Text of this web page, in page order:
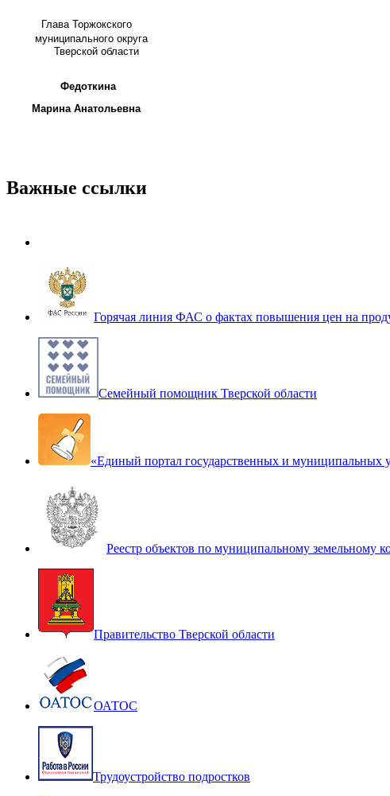
Глава Торжокского
муниципального округа
Тверской области
Федоткина
Марина Анатольевна
Важные ссылки
Горячая линия ФАС о фактах повышения цен на
Семейный помощник Тверской области
«Единый портал государственных и муниципальных
Реестр объектов по муниципальному земельному
Правительство Тверской области
ОАТОС
Трудоустройство подростков